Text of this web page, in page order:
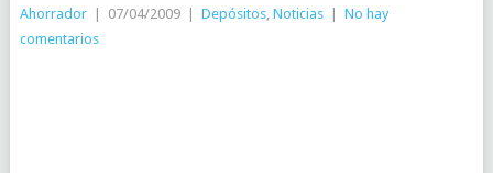
Ahorrador 07/04/2009 Depósitos, Noticias
No hay
comentarios